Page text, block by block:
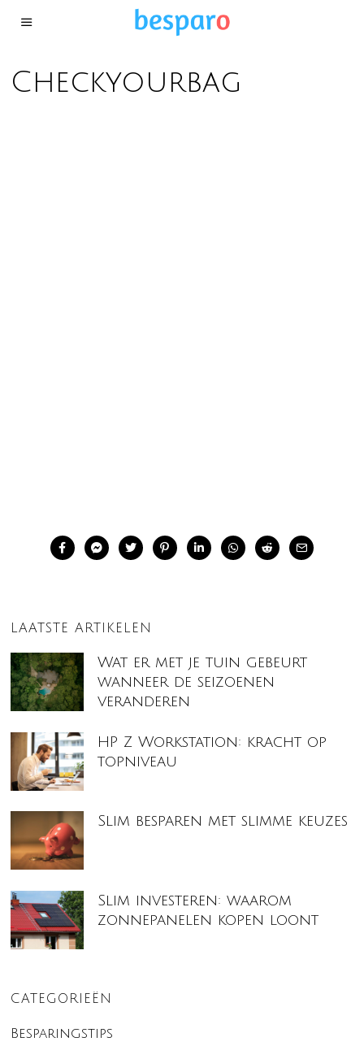
Checkyourbag
LAATSTE ARTIKELEN
Wat er met je tuin gebeurt
wanneer de seizoenen
veranderen
HP Z Workstation: kracht op
topniveau
Slim besparen met slimme keuzes
Slim investeren: waarom
zonnepanelen kopen loont
CATEGORIEËN
Besparingstips